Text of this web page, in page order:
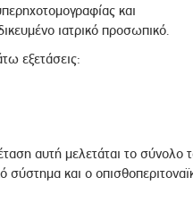
και
ιατρικό προσωπικό.
εξετάσεις:
αυτή μελετάται το σύνολο
και ο